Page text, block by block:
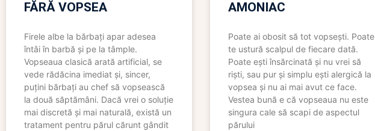
FĂRĂ VOPSEA
Firele albe la bărbați apar adesea
întâi în barbă și pe la tâmple.
Vopseaua clasică arată artificial, se
vede rădăcina imediat și, sincer,
puțini bărbați au chef să vopsească
la două săptămâni. Dacă vrei o soluție
mai discretă și mai naturală, există un
tratament pentru părul cărunt gândit
AMONIAC
Poate ai obosit să tot vopsești. Poate
te ustură scalpul de fiecare dată.
Poate ești însărcinată și nu vrei să
riști, sau pur și simplu ești alergică la
vopsea și nu ai mai avut ce face.
Vestea bună e că vopseaua nu este
singura cale să scapi de aspectul
părului